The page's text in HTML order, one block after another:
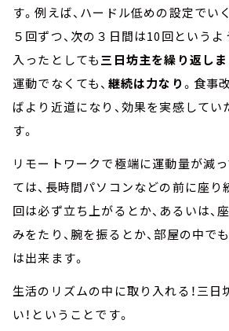
す。例えば、ハードル低めの設定でい
５回ずつ、次の３日間は10回というよ
入ったとしても三日坊主を繰り返しま
運動でなくても、 継続は力なり。食事
ばより近道になり、効果を実感してい
す。
リモートワークで極端に運動量が減
ては、長時間パソコンなどの前に座り
回は必ず立ち上がるとか、あるいは、
みをたり、腕を振るとか、部屋の中で
は出来ます。
生活のリズムの中に取り入れる！三
い！ということです。